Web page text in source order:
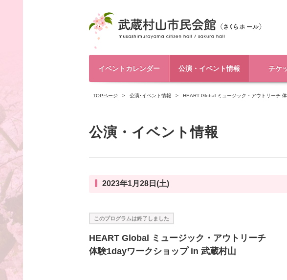
イベントカレンダー 公演・イベント情報 チケ
TOPページ 公演･イベント情報 HEART Global ミュージック・アウトリーチ
公演・イベント情報
2023年1月28日(土)
このプログラムは終了しました
HEART Global ミュージック・アウトリーチ
体験1dayワークショップ in 武蔵村山